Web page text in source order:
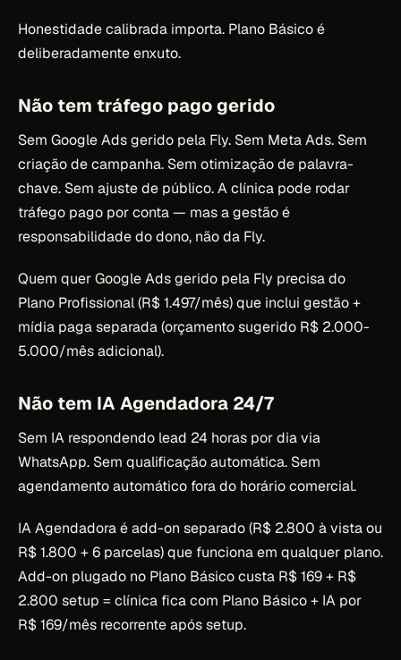
Honestidade calibrada importa. Plano Básico é
deliberadamente enxuto.
Não tem tráfego pago gerido
Sem Google Ads gerido pela Fly. Sem Meta Ads. Sem
criação de campanha. Sem otimização de palavra-
chave. Sem ajuste de público. A clínica pode rodar
tráfego pago por conta — mas a gestão é
responsabilidade do dono, não da Fly.
Quem quer Google Ads gerido pela Fly precisa do
Plano Profissional (R$ 1.497/mês) que inclui gestão +
mídia paga separada (orçamento sugerido R$ 2.000-
5.000/mês adicional).
Não tem IA Agendadora 24/7
Sem IA respondendo lead 24 horas por dia via
WhatsApp. Sem qualificação automática. Sem
agendamento automático fora do horário comercial.
IA Agendadora é add-on separado (R$ 2.800 à vista ou
R$ 1.800 + 6 parcelas) que funciona em qualquer plano.
Add-on plugado no Plano Básico custa R$ 169 + R$
2.800 setup = clínica fica com Plano Básico + IA por
R$ 169/mês recorrente após setup.